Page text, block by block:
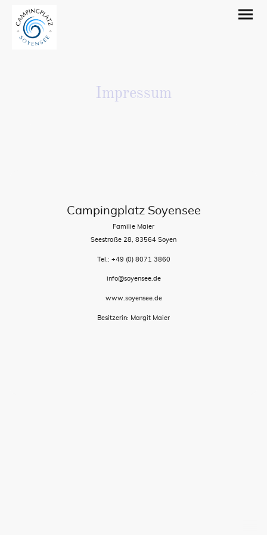
Impressum
Campingplatz Soyensee
Familie Maier
Seestraße 28, 83564 Soyen
Tel.: +49 (0) 8071 3860
info@soyensee.de
www.soyensee.de
Besitzerin: Margit Maier